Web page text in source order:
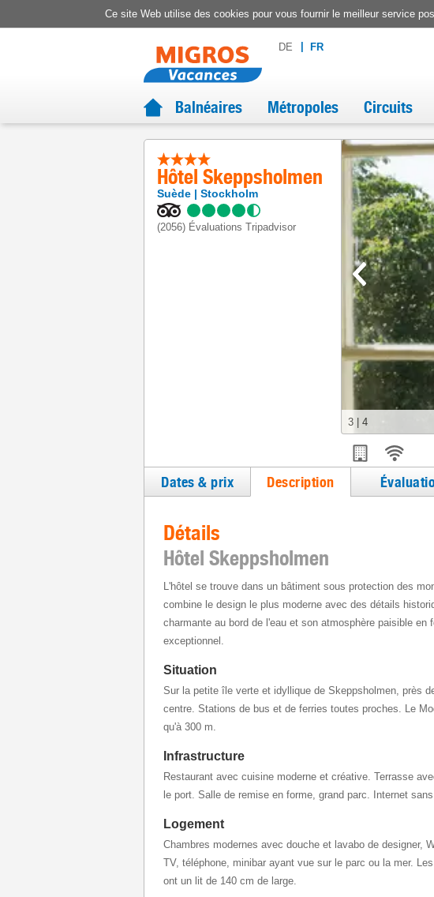
Ce site Web utilise des cookies pour vous fournir le meilleur service
DE FR
Balnéaires Métropoles Circuits
Hôtel Skeppsholmen
Suède Stockholm
(2056) Évaluations Tripadvisor
3 4
Dates & prix Description
Détails
Hôtel Skeppsholmen
L'hôtel se trouve dans un bâtiment sous protection des
combine le design le plus moderne avec des détails
charmante au bord de l'eau et son atmosphère paisible en
exceptionnel.
Situation
Sur la petite île verte et idyllique de Skeppsholmen, près
centre. Stations de bus et de ferries toutes proches. Le
qu'à 300 m.
Infrastructure
Restaurant avec cuisine moderne et créative. Terrasse
le port. Salle de remise en forme, grand parc. Internet
Logement
Chambres modernes avec douche et lavabo de designer,
TV, téléphone, minibar ayant vue sur le parc ou la mer.
ont un lit de 140 cm de large.